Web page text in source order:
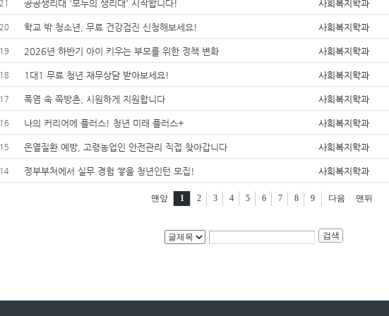
공공생리대 '모두의 생리대' 시작합니다! 사회복지학과
학교 밖 청소년, 무료 건강검진 신청해보세요! 사회복지학과
2026년 하반기 아이 키우는 부모를 위한 정책 변화 사회복지학과
1대1 무료 청년 재무상담 받아보세요! 사회복지학과
폭염 속 쪽방촌, 시원하게 지원합니다 사회복지학과
나의 커리어에 플러스! 청년 미래 플러스+ 사회복지학과
온열질환 예방, 고령농업인 안전관리 직접 찾아갑니다 사회복지학과
정부부처에서 실무 경험 쌓을 청년인턴 모집! 사회복지학과
맨앞 1 2 3 4 5 6 7 8 9 다음 맨뒤